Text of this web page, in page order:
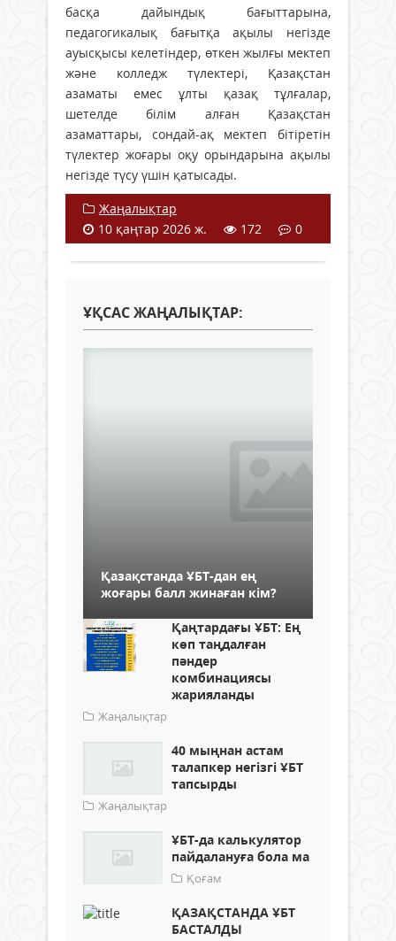
басқа дайындық бағыттарына,
педагогикалық бағытқа ақылы негізде
ауысқысы келетіндер, өткен жылғы мектеп
және колледж түлектері, Қазақстан
азаматы емес ұлты қазақ тұлғалар,
шетелде білім алған Қазақстан
азаматтары, сондай-ақ мектеп бітіретін
түлектер жоғары оқу орындарына ақылы
негізде түсу үшін қатысады.
Жаңалықтар
10 қаңтар 2026 ж.
172 0
ҰҚСАС ЖАҢАЛЫҚТАР:
Қазақстанда ҰБТ-дан ең
жоғары балл жинаған кім?
Қаңтардағы ҰБТ: Ең
көп таңдалған
пәндер
комбинациясы
жарияланды
Жаңалықтар
40 мыңнан астам
талапкер негізгі ҰБТ
тапсырды
Жаңалықтар
ҰБТ-да калькулятор
пайдалануға бола ма
Қоғам
ҚАЗАҚСТАНДА ҰБТ
БАСТАЛДЫ